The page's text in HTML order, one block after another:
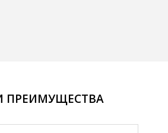
ПРЕИМУЩЕСТВА